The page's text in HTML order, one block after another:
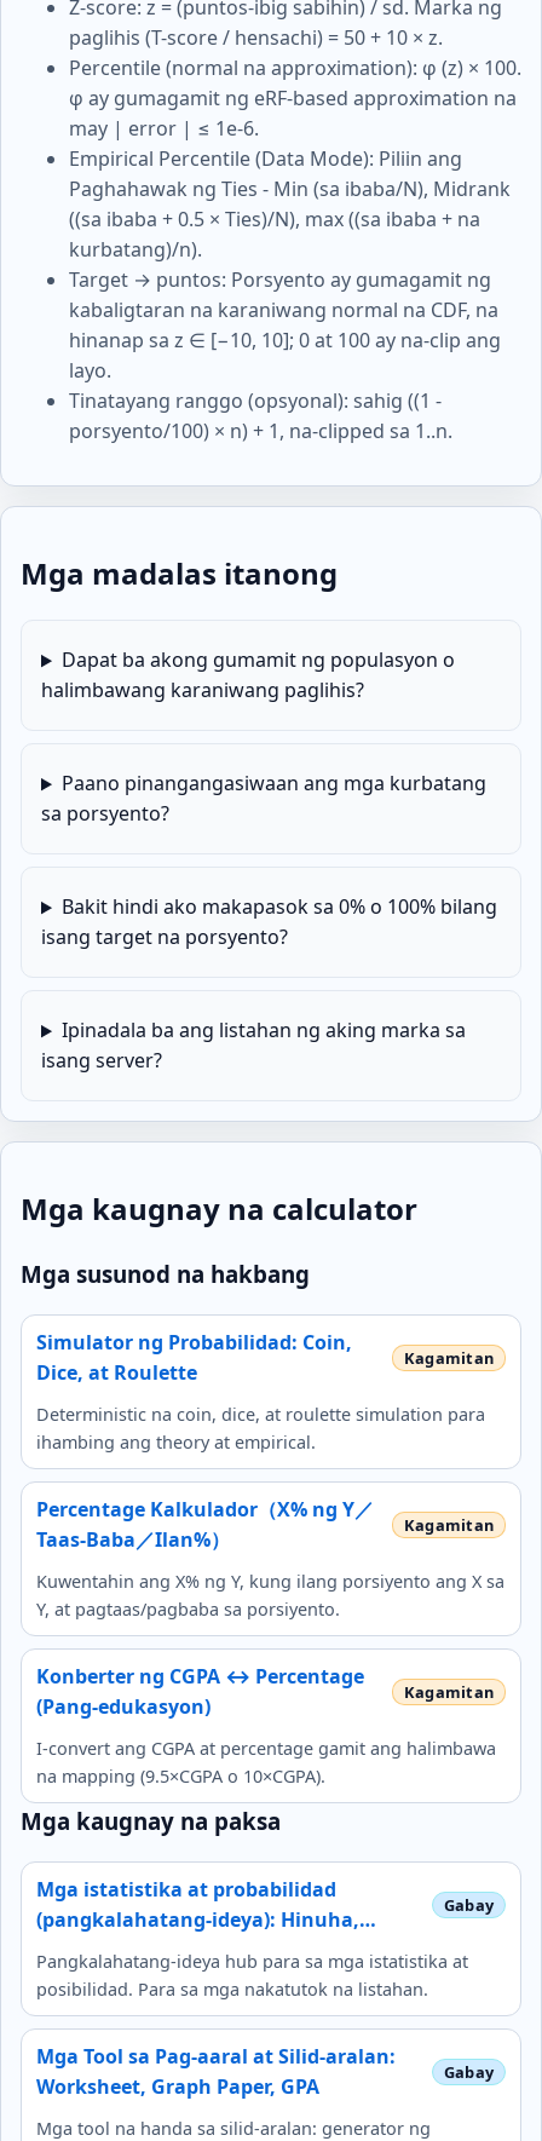
Z-score: z = (puntos-ibig sabihin) / sd. Marka ng
paglihis (T-score / hensachi) = 50 + 10 × z.
Percentile (normal na approximation): φ (z) × 100.
φ ay gumagamit ng eRF-based approximation na
may | error | ≤ 1e-6.
Empirical Percentile (Data Mode): Piliin ang
Paghahawak ng Ties - Min (sa ibaba/N), Midrank
((sa ibaba + 0.5 × Ties)/N), max ((sa ibaba + na
kurbatang)/n).
Target → puntos: Porsyento ay gumagamit ng
kabaligtaran na karaniwang normal na CDF, na
hinanap sa z ∈ [−10, 10]; 0 at 100 ay na-clip ang
layo.
Tinatayang ranggo (opsyonal): sahig ((1 -
porsyento/100) × n) + 1, na-clipped sa 1..n.
Mga madalas itanong
Dapat ba akong gumamit ng populasyon o
halimbawang karaniwang paglihis?
Paano pinangangasiwaan ang mga kurbatang
sa porsyento?
Bakit hindi ako makapasok sa 0% o 100% bilang
isang target na porsyento?
Ipinadala ba ang listahan ng aking marka sa
isang server?
Mga kaugnay na calculator
Mga susunod na hakbang
Simulator ng Probabilidad: Coin,
Dice, at Roulette
Deterministic na coin, dice, at roulette simulation para
ihambing ang theory at empirical.
Percentage Kalkulador（X% ng Y／
Taas-Baba／Ilan%）
Kuwentahin ang X% ng Y, kung ilang porsiyento ang X sa
Y, at pagtaas/pagbaba sa porsiyento.
Konberter ng CGPA ↔ Percentage
(Pang-edukasyon)
I-convert ang CGPA at percentage gamit ang halimbawa
na mapping (9.5×CGPA o 10×CGPA).
Mga kaugnay na paksa
Mga istatistika at probabilidad
(pangkalahatang-ideya): Hinuha,…
Pangkalahatang-ideya hub para sa mga istatistika at
posibilidad. Para sa mga nakatutok na listahan.
Mga Tool sa Pag-aaral at Silid-aralan:
Worksheet, Graph Paper, GPA
Mga tool na handa sa silid-aralan: generator ng